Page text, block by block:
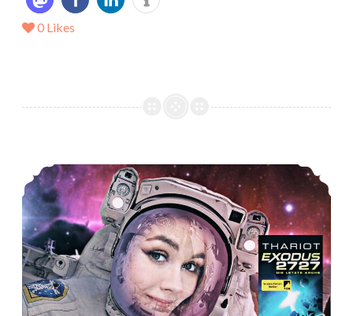
0 Likes
*Rezension* -> Exodus 2727 von Thariot